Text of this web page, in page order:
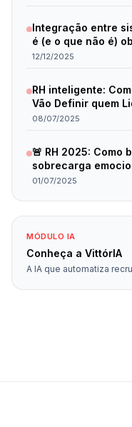
Integração entre
é (e o que não é)
12/12/2025
RH inteligente:
Vão Definir quem
Trás em 2025
08/07/2025
🚨 RH 2025: Como
sobrecarga
planejada
01/07/2025
MÓDULO IA
Conheça a VittórIA
A IA que automatiza